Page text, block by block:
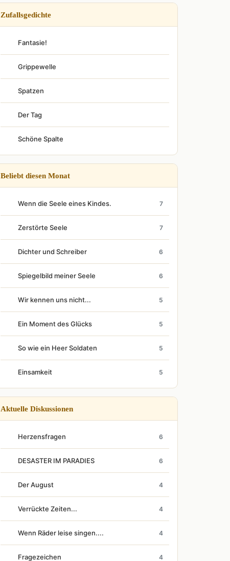
Zufallsgedichte
Fantasie!
Grippewelle
Spatzen
Der Tag
Schöne Spalte
Beliebt diesen Monat
Wenn die Seele eines Kindes. 7
Zerstörte Seele 7
Dichter und Schreiber 6
Spiegelbild meiner Seele 6
Wir kennen uns nicht... 5
Ein Moment des Glücks 5
So wie ein Heer Soldaten 5
Einsamkeit 5
Aktuelle Diskussionen
Herzensfragen 6
DESASTER IM PARADIES 6
Der August 4
Verrückte Zeiten... 4
Wenn Räder leise singen.... 4
Fragezeichen 4